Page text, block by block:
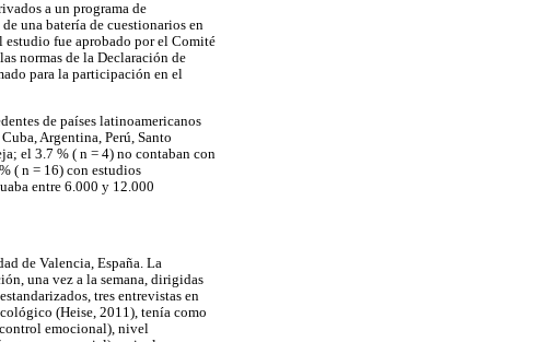
a un programa de
una batería de cuestionarios en
fue aprobado por el Comité
normas de la Declaración de
para la participación en el
de países latinoamericanos
Argentina, Perú, Santo
el 3.7 % ( n = 4) no contaban con
( n = 16) con estudios
entre 6.000 y 12.000
de Valencia, España. La
una vez a la semana, dirigidas
tres entrevistas en
(Heise, 2011), tenía como
emocional), nivel